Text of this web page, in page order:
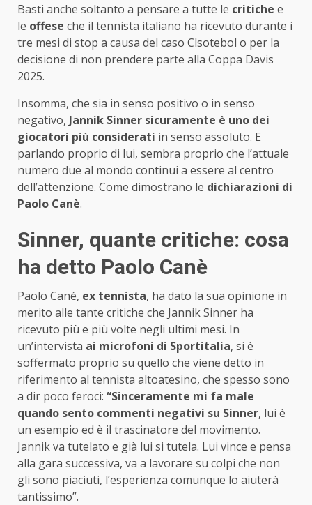
Basti anche soltanto a pensare a tutte le critiche e
le offese che il tennista italiano ha ricevuto durante i
tre mesi di stop a causa del caso Clsotebol o per la
decisione di non prendere parte alla Coppa Davis
2025.
Insomma, che sia in senso positivo o in senso
negativo, Jannik Sinner sicuramente è uno dei
giocatori più considerati in senso assoluto. E
parlando proprio di lui, sembra proprio che l’attuale
numero due al mondo continui a essere al centro
dell’attenzione. Come dimostrano le dichiarazioni di
Paolo Canè.
Sinner, quante critiche: cosa
ha detto Paolo Canè
Paolo Cané, ex tennista, ha dato la sua opinione in
merito alle tante critiche che Jannik Sinner ha
ricevuto più e più volte negli ultimi mesi. In
un’intervista ai microfoni di Sportitalia, si è
soffermato proprio su quello che viene detto in
riferimento al tennista altoatesino, che spesso sono
a dir poco feroci: “Sinceramente mi fa male
quando sento commenti negativi su Sinner, lui è
un esempio ed è il trascinatore del movimento.
Jannik va tutelato e già lui si tutela. Lui vince e pensa
alla gara successiva, va a lavorare su colpi che non
gli sono piaciuti, l’esperienza comunque lo aiuterà
tantissimo”.